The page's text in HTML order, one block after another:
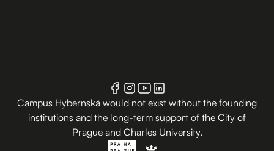
Campus Hybernská would not exist without the founding
institutions and the long-term support of the City of
Prague and Charles University.